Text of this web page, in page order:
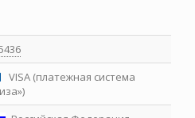
VISA (платежная система